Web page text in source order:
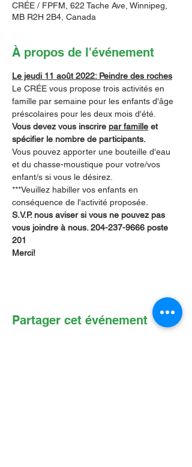
CRÉE / FPFM, 622 Tache Ave, Winnipeg,
MB R2H 2B4, Canada
À propos de l'événement
Le jeudi 11 août 2022: Peindre des roches
Le CRÉE vous propose trois activités en
famille par semaine pour les enfants d'âge
préscolaires pour les deux mois d'été.
Vous devez vous inscrire par famille et
spécifier le nombre de participants.
Vous pouvez apporter une bouteille d'eau
et du chasse-moustique pour votre/vos
enfant/s si vous le désirez.
***Veuillez habiller vos enfants en
conséquence de l'activité proposée.
S.V.P. nous aviser si vous ne pouvez pas
vous joindre à nous. 204-237-9666 poste
201
Merci!
Partager cet événement